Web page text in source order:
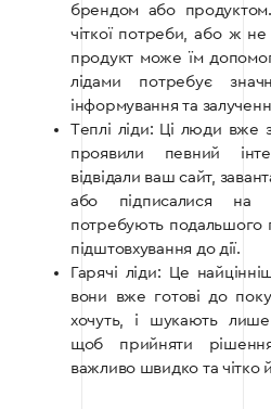
брендом або
чіткої потреби, або ж
продукт може їм
лідами потребує
інформування та
Теплі ліди: Ці люди вже
проявили певний
відвідали ваш сайт,
або підписалися на
потребують подальшого
підштовхування до дії.
Гарячі ліди: Це
вони вже готові до
хочуть, і шукають лише
щоб прийняти
важливо швидко та чітко